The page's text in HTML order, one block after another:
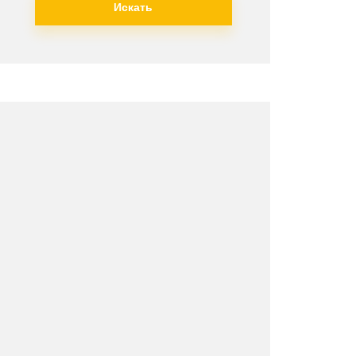
Искать